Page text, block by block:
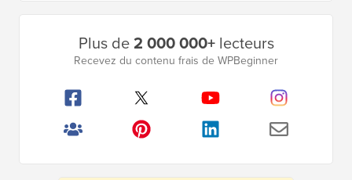
Plus de2 000 000+lecteurs
Recevez du contenu frais de WPBeginner